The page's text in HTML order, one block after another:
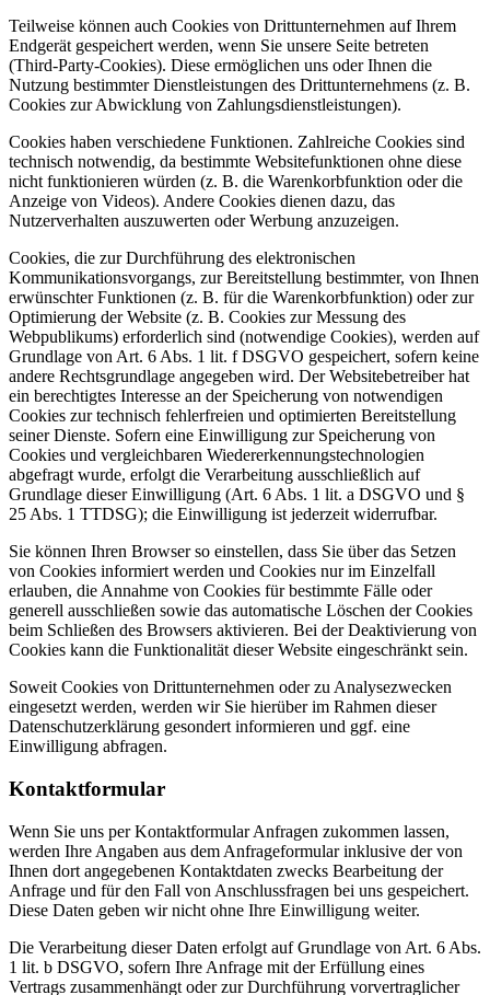
Teilweise können auch Cookies von Drittunternehmen auf Ihrem
Endgerät gespeichert werden, wenn Sie unsere Seite betreten
(Third-Party-Cookies). Diese ermöglichen uns oder Ihnen die
Nutzung bestimmter Dienstleistungen des Drittunternehmens (z. B.
Cookies zur Abwicklung von Zahlungsdienstleistungen).
Cookies haben verschiedene Funktionen. Zahlreiche Cookies sind
technisch notwendig, da bestimmte Websitefunktionen ohne diese
nicht funktionieren würden (z. B. die Warenkorbfunktion oder die
Anzeige von Videos). Andere Cookies dienen dazu, das
Nutzerverhalten auszuwerten oder Werbung anzuzeigen.
Cookies, die zur Durchführung des elektronischen
Kommunikationsvorgangs, zur Bereitstellung bestimmter, von Ihnen
erwünschter Funktionen (z. B. für die Warenkorbfunktion) oder zur
Optimierung der Website (z. B. Cookies zur Messung des
Webpublikums) erforderlich sind (notwendige Cookies), werden auf
Grundlage von Art. 6 Abs. 1 lit. f DSGVO gespeichert, sofern keine
andere Rechtsgrundlage angegeben wird. Der Websitebetreiber hat
ein berechtigtes Interesse an der Speicherung von notwendigen
Cookies zur technisch fehlerfreien und optimierten Bereitstellung
seiner Dienste. Sofern eine Einwilligung zur Speicherung von
Cookies und vergleichbaren Wiedererkennungstechnologien
abgefragt wurde, erfolgt die Verarbeitung ausschließlich auf
Grundlage dieser Einwilligung (Art. 6 Abs. 1 lit. a DSGVO und §
25 Abs. 1 TTDSG); die Einwilligung ist jederzeit widerrufbar.
Sie können Ihren Browser so einstellen, dass Sie über das Setzen
von Cookies informiert werden und Cookies nur im Einzelfall
erlauben, die Annahme von Cookies für bestimmte Fälle oder
generell ausschließen sowie das automatische Löschen der Cookies
beim Schließen des Browsers aktivieren. Bei der Deaktivierung von
Cookies kann die Funktionalität dieser Website eingeschränkt sein.
Soweit Cookies von Drittunternehmen oder zu Analysezwecken
eingesetzt werden, werden wir Sie hierüber im Rahmen dieser
Datenschutzerklärung gesondert informieren und ggf. eine
Einwilligung abfragen.
Kontaktformular
Wenn Sie uns per Kontaktformular Anfragen zukommen lassen,
werden Ihre Angaben aus dem Anfrageformular inklusive der von
Ihnen dort angegebenen Kontaktdaten zwecks Bearbeitung der
Anfrage und für den Fall von Anschlussfragen bei uns gespeichert.
Diese Daten geben wir nicht ohne Ihre Einwilligung weiter.
Die Verarbeitung dieser Daten erfolgt auf Grundlage von Art. 6 Abs.
1 lit. b DSGVO, sofern Ihre Anfrage mit der Erfüllung eines
Vertrags zusammenhängt oder zur Durchführung vorvertraglicher